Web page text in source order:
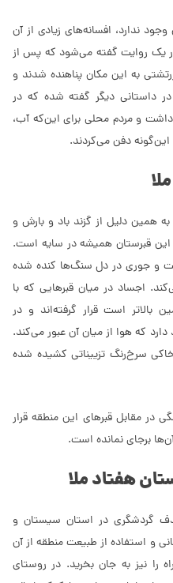
ندارد، افسانه‌های زیادی از آن
یک روایت گفته می‌شود که پس از
به این مکان پناهنده شدند و
داستانی دیگر گفته شده که در
و مردم محلی برای این‌که آب،
این‌گونه دفن می‌کردند.
همین دلیل از گزند باد و بارش و
قبرستان همیشه در سایه است.
500 متر مربع است و جوری در دل سنگ‌ها کنده شده
اجساد در میان قبرهایی که با
است قرار گرفته‌اند و در
که هوا از میان آن عبور می‌کند.
خاکی سرخ‌رنگ تزییناتی کشیده شده
سنگی در مقابل قبرهای این منطقه قرار
برجای نمانده است.
هفتاد ملا
گردشگری در استان سیستان و
و استفاده از طبیعت منطقه از آن
را نیز به جان بخرید. در روستای